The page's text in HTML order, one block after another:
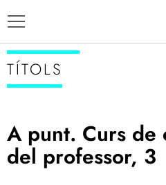
TÍTOLS
AUTORS
TÍTOLS
A punt. Curs de
del professor, 3